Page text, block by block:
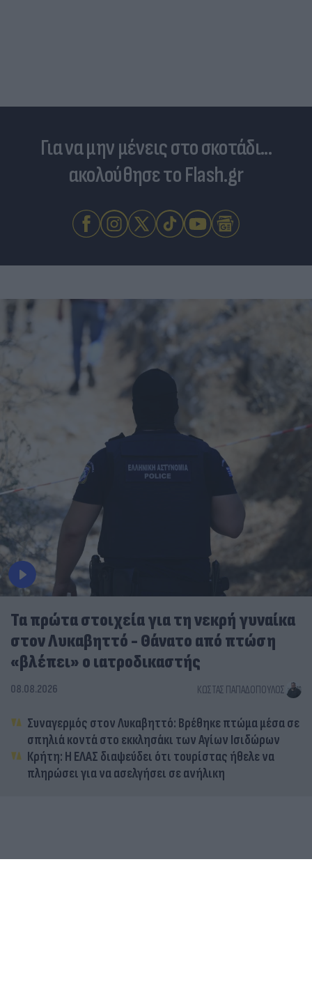
Για να μην μένεις στο σκοτάδι...
ακολούθησε το Flash.gr
Τα πρώτα στοιχεία για τη νεκρή γυναίκα
στον Λυκαβηττό - Θάνατο από πτώση
«βλέπει» ο ιατροδικαστής
08.08.2026 ΚΏΣΤΑΣ ΠΑΠΑΔΌΠΟΥΛΟΣ
Συναγερμός στον Λυκαβηττό: Βρέθηκε πτώμα μέσα σε
σπηλιά κοντά στο εκκλησάκι των Αγίων Ισιδώρων
Κρήτη: Η ΕΛΑΣ διαψεύδει ότι τουρίστας ήθελε να
πληρώσει για να ασελγήσει σε ανήλικη